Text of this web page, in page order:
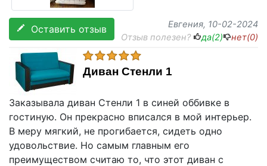
Оставить отзыв Евгения, 10-02-2024
Отзыв полезен?
да(2) нет(0)
Диван Стенли 1
Заказывала диван Стенли 1 в синей оббивке в
гостиную. Он прекрасно вписался в мой интерьер.
В меру мягкий, не прогибается, сидеть одно
удовольствие. Но самым главным его
преимуществом считаю то, что этот диван с